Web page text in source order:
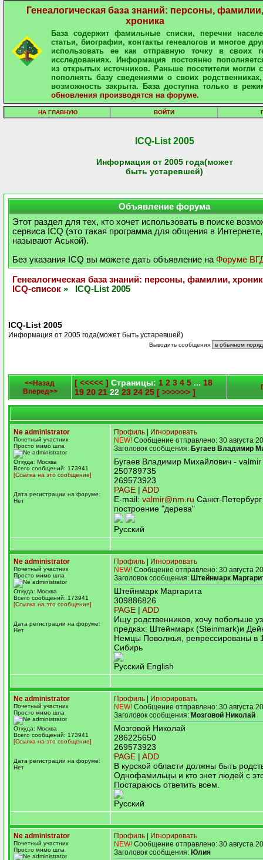
Генеалогическая база знаний: персоны, фамилии,
хроника
База содержит фамильные списки, перечни
статьи, биографии, контакты генеалогов и многое
использовать ее как отправную точку в своих
исследованиях. Информация постоянно
из открытых источников. Раньше посетители могли
пополнять базу сведениями о своих
возможность закрыта. База доступна только в
обновления производятся на форуме.
НА ГЛАВНУЮ ВОЙТИ
ICQ-List 2005
Информация от 2005 года(может
быть устаревшей)
Объявление форума
Этот раздел для тех, кто хочет использовать в поиске
сервиса ICQ (это такая программа для общения в
называют Аськой).
Без указания ICQ вы можете дать объявление на Форуме
Генеалогическая база знаний: персоны, фамилии,
ICQ-список » ICQ-List 2005
ICQ-List 2005
Информация от 2005 года(может быть устаревшей)
Выводить сообщения
<<Назад
Вперед>>
[ <<<<< ] Страницы: 1 2 3 4 5 ... 18
19 20 21 22 23 24 25 [ >>>>>> ]
Ne administrator
Почетный участник
Просто мимо шла
Откуда: Москва
Всего сообщений: 173941
[Ссылка на это сообщение]
Дата регистрации на форуме:
Нет
Профиль
Игнорировать
NEW! Сообщение отправлено: 30 августа
Заголовок сообщения: Бугаев Владимир
Бугаев Владимир Михайлович - valmir
250789735
269573923
PAGE | ADD
E-mail: valmir@nm.ru Санкт-
построение "дерева"
Русский
Ne administrator
Почетный участник
Просто мимо шла
Откуда: Москва
Всего сообщений: 173941
[Ссылка на это сообщение]
Дата регистрации на форуме:
Нет
Профиль
Игнорировать
NEW! Сообщение отправлено: 30 августа
Заголовок сообщения: Штейнмарк
Штейнмарк Маргарита
309886826
PAGE | ADD
Ищу родственников, хочу побольше
предках: Штейнмарк (Steinmark)и
Немцы Поволжья, репрессированы в
Сибирь
Русский English
Ne administrator
Почетный участник
Просто мимо шла
Откуда: Москва
Всего сообщений: 173941
[Ссылка на это сообщение]
Дата регистрации на форуме:
Нет
Профиль
Игнорировать
NEW! Сообщение отправлено: 30 августа
Заголовок сообщения: Мозговой Николай
Мозговой Николай
286225650
269573923
PAGE | ADD
В курской области должны быть
Однофамильцы и кто знет людей с
Постараюсь ответить всем.
Русский
Ne administrator
Почетный участник
Просто мимо шла
Профиль
Игнорировать
NEW! Сообщение отправлено: 30 августа
Заголовок сообщения: Юлия